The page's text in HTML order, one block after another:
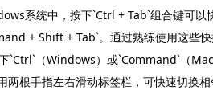
系统中，按下`Ctrl + Tab`组合键可
+ Shift + Tab`。通过熟练使用这些
`Ctrl`（Windows）或`Command`（
两根手指左右滑动标签栏，可快速切换